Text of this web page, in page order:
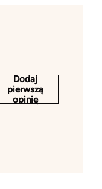
Dodaj
pierwszą
opinię